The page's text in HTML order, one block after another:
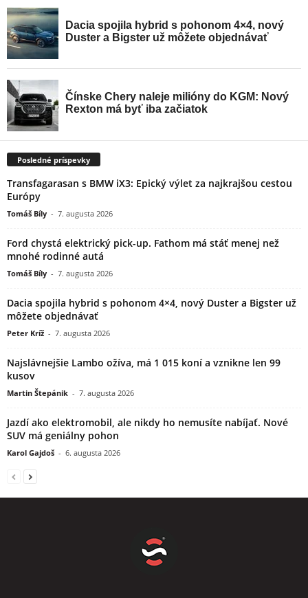
Posledné príspevky
Transfagarasan s BMW iX3: Epický výlet za najkrajšou cestou
Európy
Tomáš Bíly - 7. augusta 2026
Ford chystá elektrický pick-up. Fathom má stáť menej než
mnohé rodinné autá
Tomáš Bíly - 7. augusta 2026
Dacia spojila hybrid s pohonom 4×4, nový Duster a Bigster už
môžete objednávať
Peter Kríž - 7. augusta 2026
Najslávnejšie Lambo ožíva, má 1 015 koní a vznikne len 99
kusov
Martin Štepánik - 7. augusta 2026
Jazdí ako elektromobil, ale nikdy ho nemusíte nabíjať. Nové
SUV má geniálny pohon
Karol Gajdoš - 6. augusta 2026